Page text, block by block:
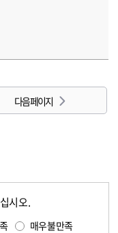
다음 페이지
시오.
매우불만족